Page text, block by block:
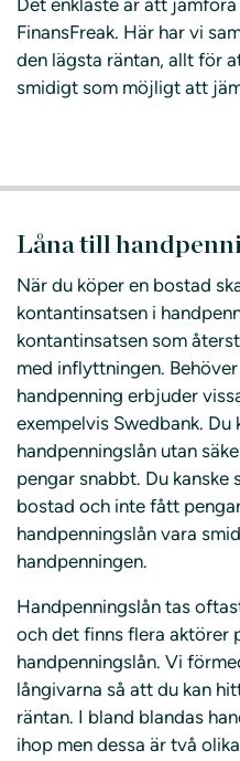
Det enklaste är att
FinansFreak. Här har vi
den lägsta räntan, allt för
smidigt som möjligt att
Låna till
När du köper en bostad
kontantinsatsen i
kontantinsatsen som
med inflyttningen.
handpenning erbjuder
exempelvis Swedbank. Du
handpenningslån utan
pengar snabbt. Du kanske
bostad och inte fått
handpenningslån vara
handpenningen.
Handpenningslån tas
och det finns flera aktörer
handpenningslån. Vi
långivarna så att du kan
räntan. I bland blandas
ihop men dessa är två